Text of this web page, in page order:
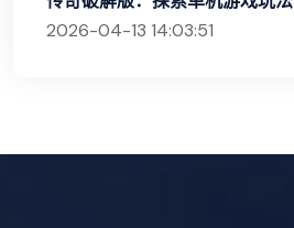
2026-04-13 14:03:51